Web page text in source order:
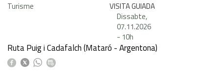
Turisme
VISITA GUIADA
Dissabte,
07.11.2026
- 10h
Ruta Puig i Cadafalch (Mataró - Argentona)